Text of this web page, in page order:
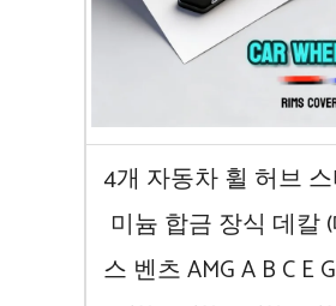
4개 자동차 휠 허브
미늄 합금 장식 데칼
스 벤츠 AMG A B C E